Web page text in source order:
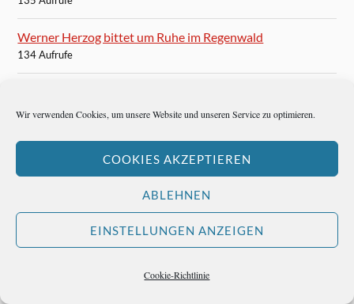
Wir verwenden Cookies, um unsere Website und unseren Service zu optimieren.
COOKIES AKZEPTIEREN
ABLEHNEN
EINSTELLUNGEN ANZEIGEN
Cookie-Richtlinie
Werner Herzog bittet um Ruhe im Regenwald
134 Aufrufe
132 Aufrufe
Filmszenen wie aus einem Traum
Señor Teddy in Acapulco
129 Aufrufe